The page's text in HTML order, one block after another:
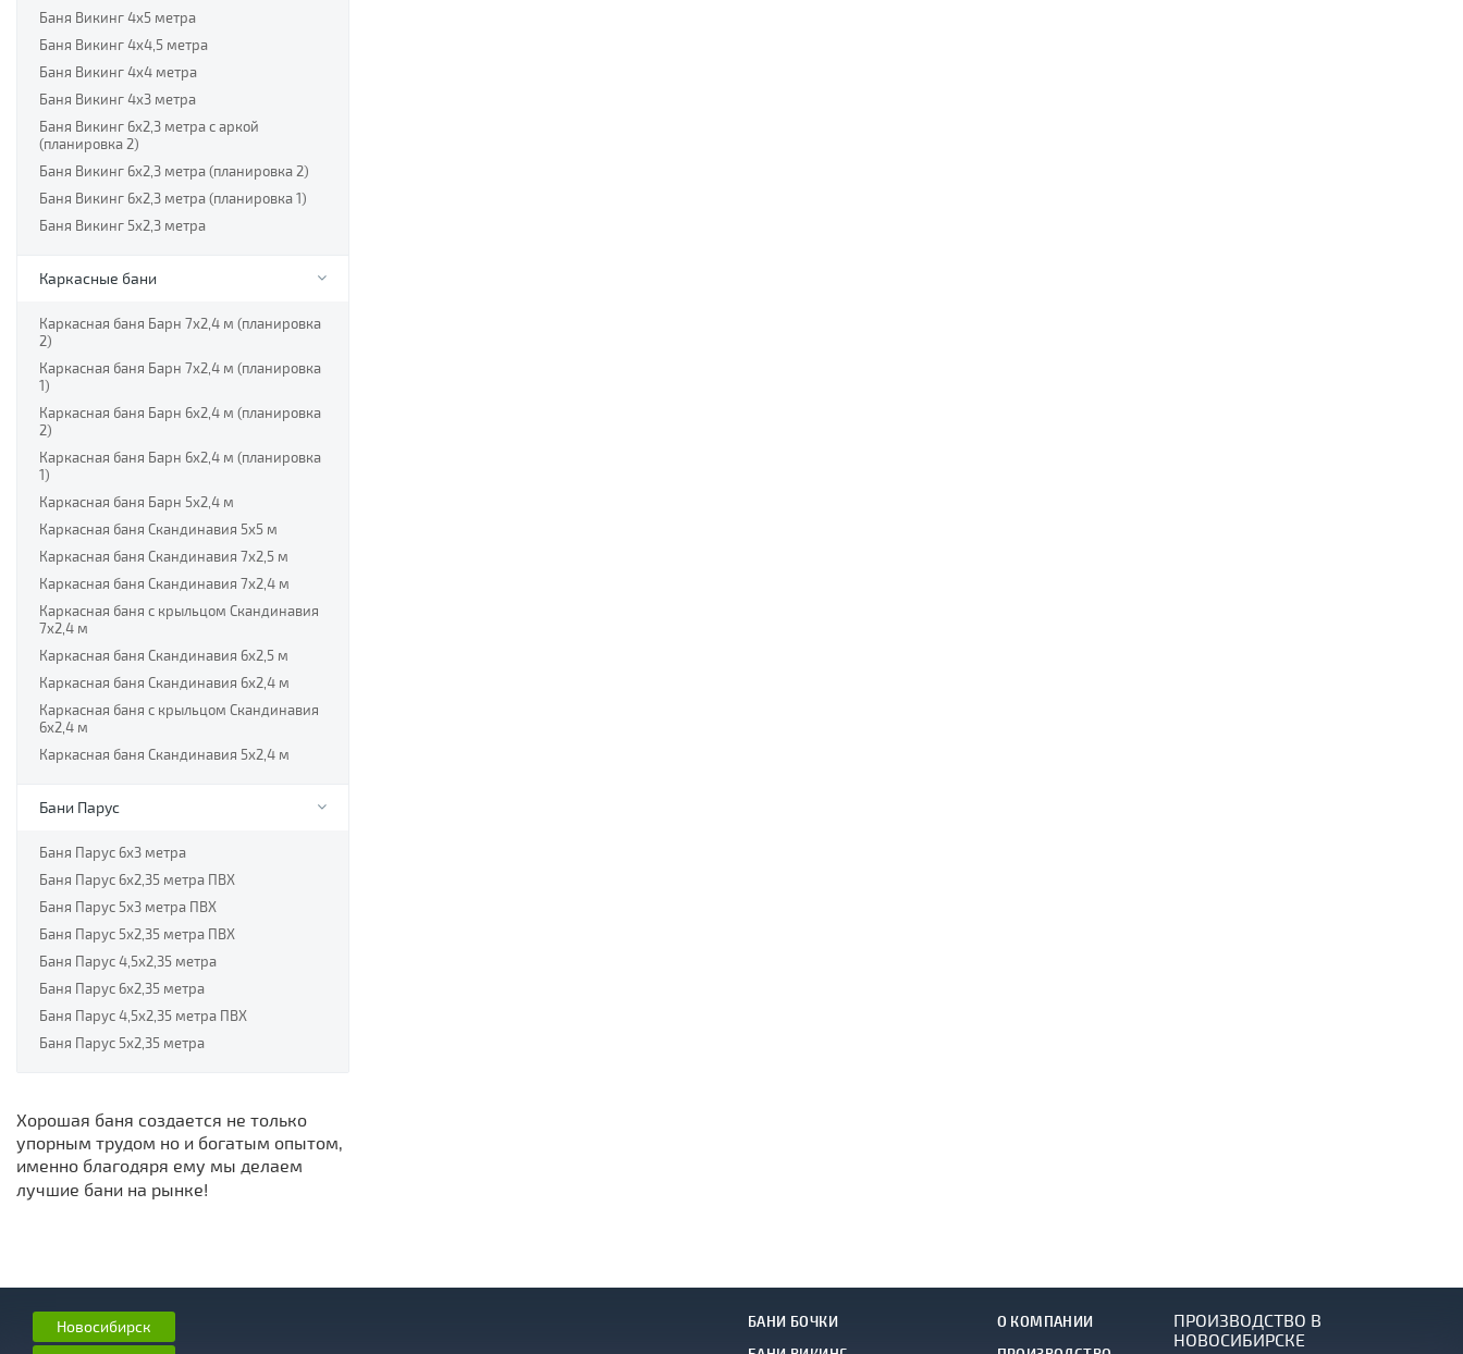
Баня Викинг 4х5 метра
Баня Викинг 4х4,5 метра
Баня Викинг 4х4 метра
Баня Викинг 4х3 метра
Баня Викинг 6х2,3 метра с аркой
(планировка 2)
Баня Викинг 6х2,3 метра (планировка 2)
Баня Викинг 6х2,3 метра (планировка 1)
Баня Викинг 5х2,3 метра
Каркасные бани
Каркасная баня Барн 7х2,4 м (планировка
2)
Каркасная баня Барн 7х2,4 м (планировка
1)
Каркасная баня Барн 6х2,4 м (планировка
2)
Каркасная баня Барн 6х2,4 м (планировка
1)
Каркасная баня Барн 5х2,4 м
Каркасная баня Скандинавия 5х5 м
Каркасная баня Скандинавия 7х2,5 м
Каркасная баня Скандинавия 7х2,4 м
Каркасная баня с крыльцом Скандинавия
7х2,4 м
Каркасная баня Скандинавия 6х2,5 м
Каркасная баня Скандинавия 6х2,4 м
Каркасная баня с крыльцом Скандинавия
6х2,4 м
Каркасная баня Скандинавия 5х2,4 м
Бани Парус
Баня Парус 6х3 метра
Баня Парус 6х2,35 метра ПВХ
Баня Парус 5х3 метра ПВХ
Баня Парус 5х2,35 метра ПВХ
Баня Парус 4,5х2,35 метра
Баня Парус 6х2,35 метра
Баня Парус 4,5х2,35 метра ПВХ
Баня Парус 5х2,35 метра
Хорошая баня создается не только
упорным трудом но и богатым опытом,
именно благодяря ему мы делаем
лучшие бани на рынке!
Новосибирск
БАНИ БОЧКИ
О КОМПАНИИ
ПРОИЗВОДСТВО В
НОВОСИБИРСКЕ